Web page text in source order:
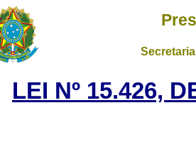
LEI Nº 15.426,